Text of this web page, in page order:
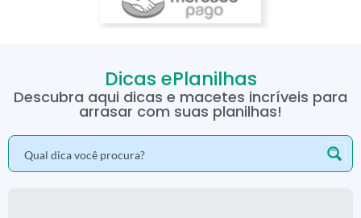
Dicas ePlanilhas
Descubra aqui dicas e macetes incríveis para
arrasar com suas planilhas!